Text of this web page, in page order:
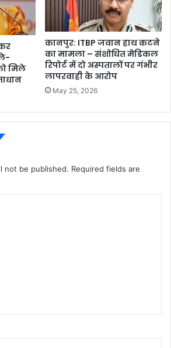
मिले
कानपुर: ITBP जवान हाथ कटने
का मामला – संशोधित मेडिकल
रिपोर्ट में दो अस्पतालों पर गंभीर
लापरवाही के आरोप
May 25, 2026
not be published. Required fields are